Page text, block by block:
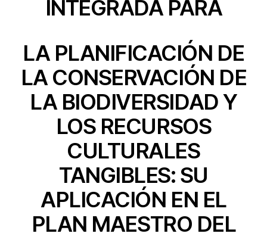
INTEGRADA PARA
LA PLANIFICACIÓN DE
LA CONSERVACIÓN DE
LA BIODIVERSIDAD Y
LOS RECURSOS
CULTURALES
TANGIBLES: SU
APLICACIÓN EN EL
PLAN MAESTRO DEL